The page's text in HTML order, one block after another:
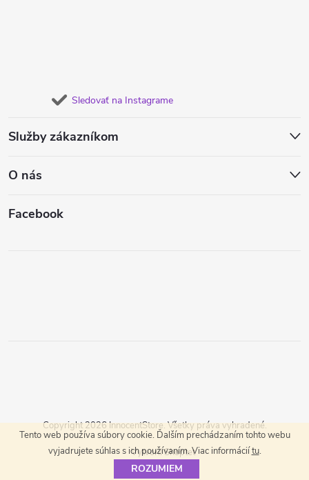
Tento web používa súbory cookie. Ďalším prechádzaním tohto webu
vyjadrujete súhlas s ich používaním. Viac informáciítu.
ROZUMIEM
Sledovať na Instagrame
Služby zákazníkom
O nás
Facebook
Vytvoril Shoptet
Copyright 2026 InnocentStore. Všetky práva vyhradené.